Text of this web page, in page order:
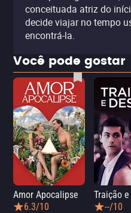
conceituada atriz do
decide viajar no tempo
encontrá-la.
Você pode gostar
Amor Apocalipse
6.3/10
Traição
--/10